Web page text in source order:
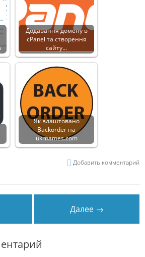
Додавання домену в
cPanel та створення
сайту…
Як влаштовано
Backorder на
ukrnames.com
Добавить комментарий
Далее →